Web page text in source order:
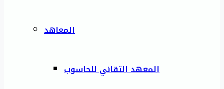
المعاهد
المعهد التقاني للحاسوب